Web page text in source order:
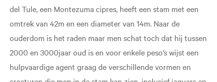
del Tule, een Montezuma cipres, heeft een stam met een
omtrek van 42m en een diameter van 14m. Naar de
ouderdom is het raden maar men schat toch dat hij tussen
2000 en 3000jaar oud is en voor enkele peso’s wijst een
hulpvaardige agent graag de verschillende vormen en